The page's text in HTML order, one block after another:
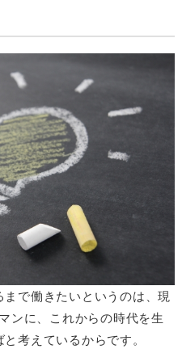
で働きたいというのは、現
ンに、これからの時代を生
考えているからです。